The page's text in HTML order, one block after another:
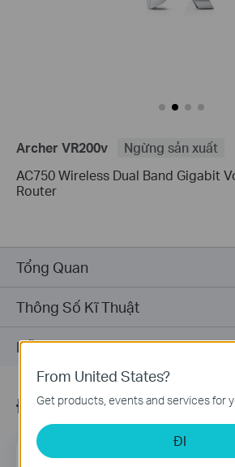
Archer VR200v
Ngừng sản xuất
AC750 Wireless Dual Band Gigabit
Router
Tổng Quan
Thông Số Kĩ Thuật
Hỗ trợ
Đăng ký
Địa chỉ email
From United States?
Get products, events and services for
ĐI